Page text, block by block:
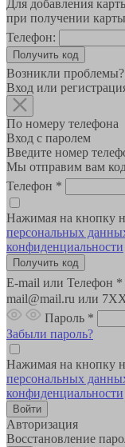
Для добавления
при получении карты
Телефон:
Возникли проблемы?
Вход или
По номеру телефона
Вход с паролем
Введите номер
Мы отправим вам
Телефон *
Нажимая на кнопку
персональных
конфиденциальности
E-mail или Телефон *
mail@mail.ru или
Пароль *
Забыли пароль?
Нажимая на кнопку
персональных
конфиденциальности
Авторизация
Восстановление